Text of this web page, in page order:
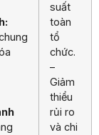
suất
toàn
tổ
chức.
–
Giảm
thiểu
rủi ro
và chi